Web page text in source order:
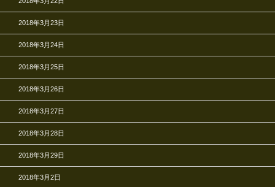
2018年3月23日
2018年3月24日
2018年3月25日
2018年3月26日
2018年3月27日
2018年3月28日
2018年3月29日
2018年3月2日